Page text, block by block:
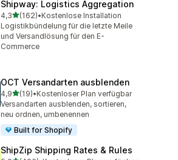
Shipway: Logistics Aggregation
4,3von 5 Sternen
(162)
162 Rezensionen insgesamt
•Kostenlose Installation
Logistikbündelung für die letzte Meile
und Versandlösung für den E-
Commerce
OCT Versandarten ausblenden
4,9von 5 Sternen
(19)
19 Rezensionen insgesamt
•Kostenloser Plan verfügbar
Versandarten ausblenden, sortieren,
neu ordnen, umbenennen
Built for Shopify
ShipZip Shipping Rates & Rules